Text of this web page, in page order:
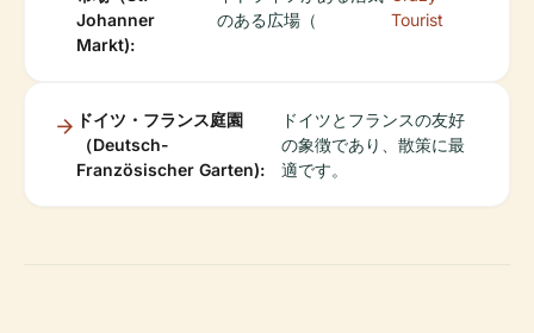
Johanner
Markt):
のある広場（
Tourist
ドイツ・フランス庭園
（Deutsch-
Französischer Garten):
ドイツとフランスの友好
の象徴であり、散策に最
適です。